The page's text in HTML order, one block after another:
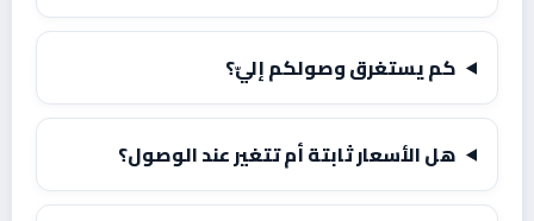
كم يستغرق وصولكم إليّ؟
هل الأسعار ثابتة أم تتغير عند الوصول؟